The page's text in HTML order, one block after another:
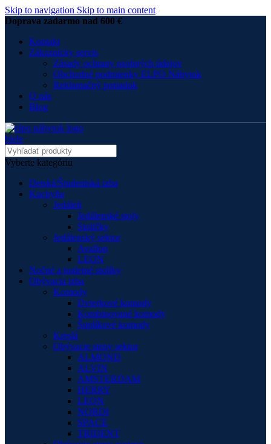
Skip to navigation Skip to main content
Doprava zadarmo nad 600 €
Kontakt
Zákaznícky servis
Zásady ochrany osobných údajov
Obchodné podmienky ELPO Nábytok
Reklamačný poriadok
O nás
Blog
Vyberte kategóriu
Detská/Študentská izba
Kuchyňa
Jedáleň
Jedálenské stoly
Stoličky
Jedálenský sektor
Avallon
LEON
Nočné a toaletné stolíky
Obývacia izba
Komody
Dvierkové komody
Kombinované komody
Šuplíkové komody
Kreslá
Obývacie steny sektor
ALMOND
ALVIN
AMSTERDAM
HERRY
LEON
NORDI
SPACE
TRIDENT